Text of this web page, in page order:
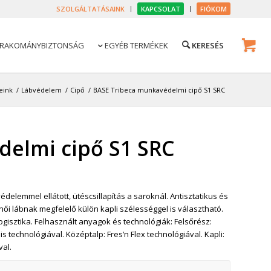
SZOLGÁLTATÁSAINK KAPCSOLAT FIÓKOM
 EGYÉB TERMÉKEK
/ Lábvédelem / Cipő / BASE Tribeca munkavédelmi cipő S1 SRC
cipő S1 SRC
ellátott, ütéscsillapítás a saroknál. Antisztatikus és
lábnak megfelelő külön kapli szélességgel is választható.
Felhasznált anyagok és technológiák: Felsőrész:
Középtalp: Fres’n Flex technológiával. Kapli: